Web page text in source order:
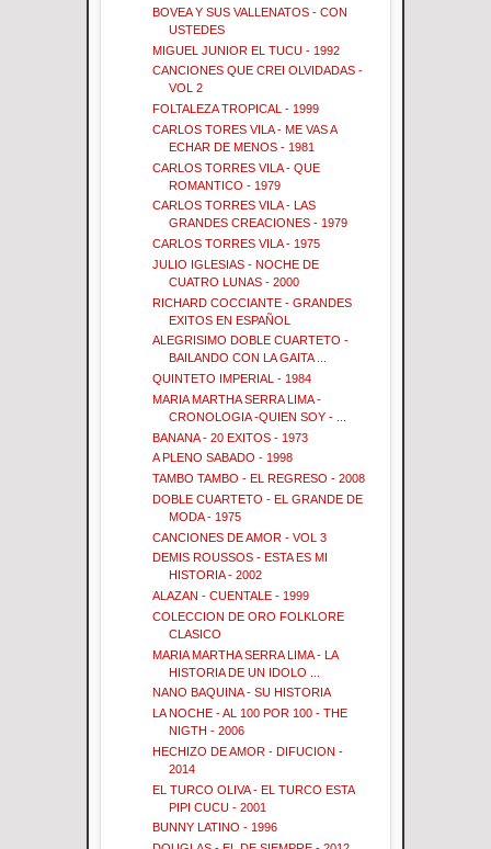
BOVEA Y SUS VALLENATOS - CON
USTEDES
MIGUEL JUNIOR EL TUCU - 1992
CANCIONES QUE CREI OLVIDADAS -
VOL 2
FOLTALEZA TROPICAL - 1999
CARLOS TORES VILA - ME VAS A
ECHAR DE MENOS - 1981
CARLOS TORRES VILA - QUE
ROMANTICO - 1979
CARLOS TORRES VILA - LAS
GRANDES CREACIONES - 1979
CARLOS TORRES VILA - 1975
JULIO IGLESIAS - NOCHE DE
CUATRO LUNAS - 2000
RICHARD COCCIANTE - GRANDES
EXITOS EN ESPAÑOL
ALEGRISIMO DOBLE CUARTETO -
BAILANDO CON LA GAITA ...
QUINTETO IMPERIAL - 1984
MARIA MARTHA SERRA LIMA -
CRONOLOGIA -QUIEN SOY - ...
BANANA - 20 EXITOS - 1973
A PLENO SABADO - 1998
TAMBO TAMBO - EL REGRESO - 2008
DOBLE CUARTETO - EL GRANDE DE
MODA - 1975
CANCIONES DE AMOR - VOL 3
DEMIS ROUSSOS - ESTA ES MI
HISTORIA - 2002
ALAZAN - CUENTALE - 1999
COLECCION DE ORO FOLKLORE
CLASICO
MARIA MARTHA SERRA LIMA - LA
HISTORIA DE UN IDOLO ...
NANO BAQUINA - SU HISTORIA
LA NOCHE - AL 100 POR 100 - THE
NIGTH - 2006
HECHIZO DE AMOR - DIFUCION -
2014
EL TURCO OLIVA - EL TURCO ESTA
PIPI CUCU - 2001
BUNNY LATINO - 1996